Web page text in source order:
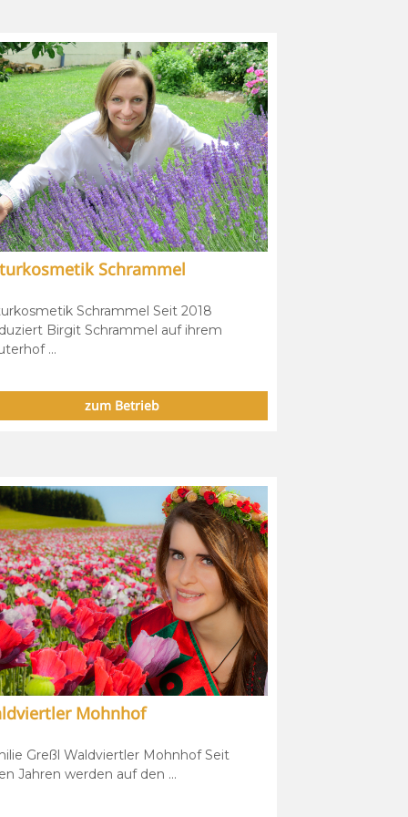
Schrammel
Schrammel Seit 2018
Birgit Schrammel auf ihrem
...
zum Betrieb
Mohnhof
Greßl Waldviertler Mohnhof Seit
Jahren werden auf den ...